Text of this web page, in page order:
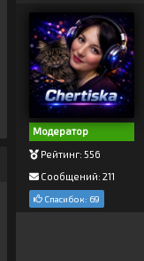
Модератор
Рейтинг: 556
Сообщений: 211
Спасибок: 69